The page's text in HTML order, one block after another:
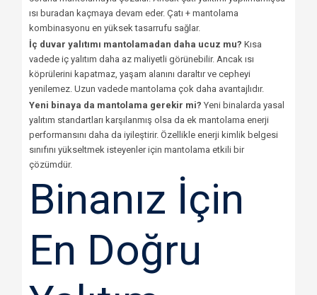
ısı buradan kaçmaya devam eder. Çatı + mantolama
kombinasyonu en yüksek tasarrufu sağlar.
İç duvar yalıtımı mantolamadan daha ucuz mu? Kısa
vadede iç yalıtım daha az maliyetli görünebilir. Ancak ısı
köprülerini kapatmaz, yaşam alanını daraltır ve cepheyi
yenilemez. Uzun vadede mantolama çok daha avantajlıdır.
Yeni binaya da mantolama gerekir mi? Yeni binalarda yasal
yalıtım standartları karşılanmış olsa da ek mantolama enerji
performansını daha da iyileştirir. Özellikle enerji kimlik belgesi
sınıfını yükseltmek isteyenler için mantolama etkili bir
çözümdür.
Binanız İçin
En Doğru